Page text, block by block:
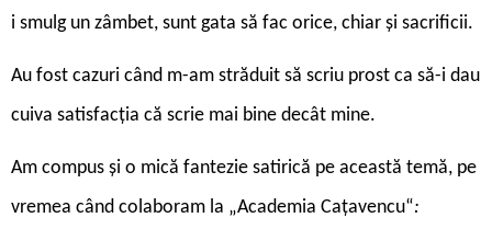
i smulg un zâmbet, sunt gata să fac orice, chiar și sacrificii.
Au fost cazuri când m-am străduit să scriu prost ca să-i dau
cuiva satisfacția că scrie mai bine decât mine.
Am compus și o mică fantezie satirică pe această temă, pe
vremea când colaboram la „Academia Cațavencu“: